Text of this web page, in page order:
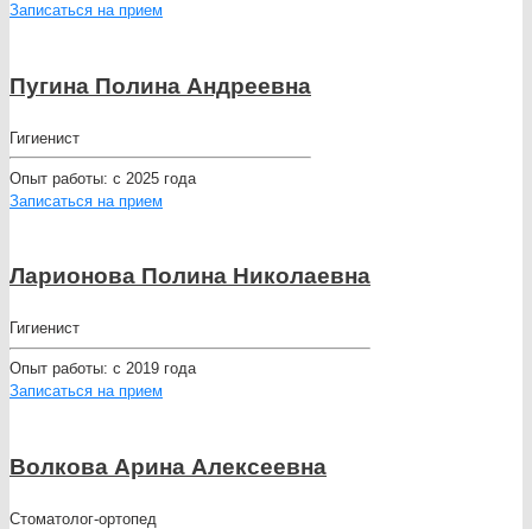
Записаться на прием
Пугина Полина Андреевна
Гигиенист
Опыт работы: с 2025 года
Записаться на прием
Ларионова Полина Николаевна
Гигиенист
Опыт работы: с 2019 года
Записаться на прием
Волкова Арина Алексеевна
Стоматолог-ортопед